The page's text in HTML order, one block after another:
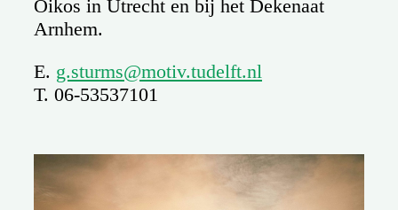
Oikos in Utrecht en bij het Dekenaat
Arnhem.
E. g.sturms@motiv.tudelft.nl
T. 06-53537101